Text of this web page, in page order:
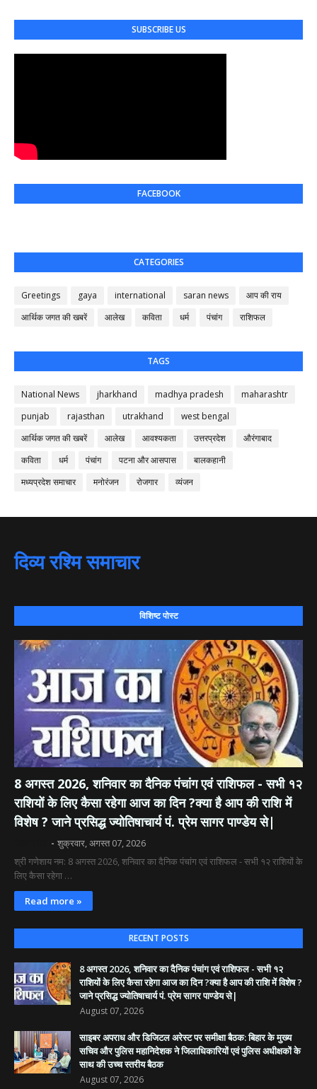
SUBSCRIBE US
FACEBOOK
CATEGORIES
Greetings gaya international saran news
आप की राय
आर्थिक जगत की खबरें
आलेख कविता धर्म पंचांग राशिफल
TAGS
National News jharkhand madhya pradesh
maharashtr
punjab
rajasthan utrakhand
west bengal
आर्थिक जगत की खबरें
आलेख आवश्यकता उत्तरप्रदेश
औरंगाबाद
कविता
धर्म पंचांग पटना और आसपास
बालकहानी
मध्यप्रदेश समाचार
मनोरंजन रोजगार व्यंजन
दिव्य रश्मि समाचार
विशिष्ट पोस्ट
8 अगस्त 2026, शनिवार का दैनिक पंचांग एवं राशिफल - सभी १२
राशियों के लिए कैसा रहेगा आज का दिन ?क्या है आप की राशि में
विशेष ? जाने प्रसिद्ध ज्योतिषाचार्य पं. प्रेम सागर पाण्डेय से|
शुक्रवार, अगस्त 07, 2026
श्री गणेशाय नम: 8 अगस्त 2026, शनिवार का दैनिक पंचांग एवं राशिफल - सभी १२ राशियों के
लिए कैसा रहेगा …
Read more »
RECENT POSTS
8 अगस्त 2026, शनिवार का दैनिक पंचांग एवं राशिफल - सभी १२
राशियों के लिए कैसा रहेगा आज का दिन ?क्या है आप की राशि में विशेष ?
जाने प्रसिद्ध ज्योतिषाचार्य पं. प्रेम सागर पाण्डेय से|
August 07, 2026
साइबर अपराध और डिजिटल अरेस्ट पर समीक्षा बैठक: बिहार के मुख्य
सचिव और पुलिस महानिदेशक ने जिलाधिकारियों एवं पुलिस अधीक्षकों के
साथ की उच्च स्तरीय बैठक
August 07, 2026